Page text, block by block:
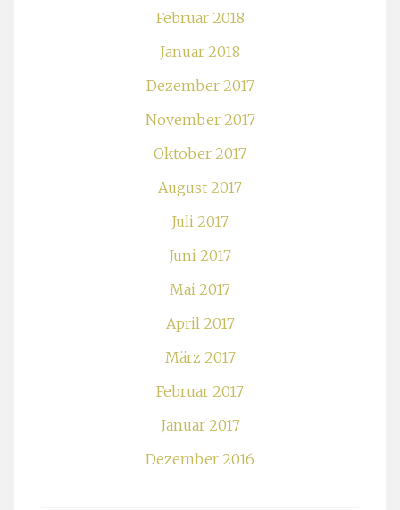
Februar 2018
Januar 2018
Dezember 2017
November 2017
Oktober 2017
August 2017
Juli 2017
Juni 2017
Mai 2017
April 2017
März 2017
Februar 2017
Januar 2017
Dezember 2016